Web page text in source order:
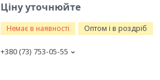
Ціну уточнюйте
Немає в наявності Оптом і в роздріб
+380 (73) 753-05-55